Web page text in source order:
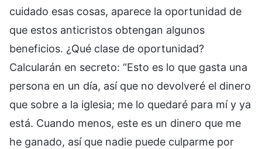
cuidado esas cosas, aparece la oportunidad de
que estos anticristos obtengan algunos
beneficios. ¿Qué clase de oportunidad?
Calcularán en secreto: “Esto es lo que gasta una
persona en un día, así que no devolveré el dinero
que sobre a la iglesia; me lo quedaré para mí y ya
está. Cuando menos, este es un dinero que me
he ganado, así que nadie puede culparme por